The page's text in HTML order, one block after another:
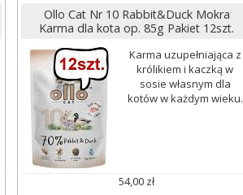
Ollo Cat Nr 10 Rabbit&Duck Mokra
Karma dla kota op. 85g Pakiet 12szt.
Karma uzupełniająca z
królikiem i kaczką w
sosie własnym dla
kotów w każdym wieku.
54,00 zł